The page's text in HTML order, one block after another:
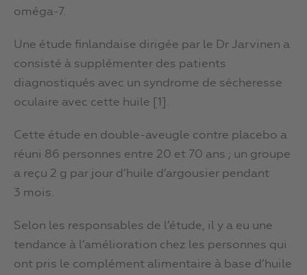
oméga-7.
Une étude finlandaise dirigée par le Dr Jarvinen a
consisté à supplémenter des patients
diagnostiqués avec un syndrome de sécheresse
oculaire avec cette huile [1].
Cette étude en double-aveugle contre placebo a
réuni 86 personnes entre 20 et 70 ans ; un groupe
a reçu 2 g par jour d’huile d’argousier pendant
3 mois.
Selon les responsables de l’étude, il y a eu une
tendance à l’amélioration chez les personnes qui
ont pris le complément alimentaire à base d’huile